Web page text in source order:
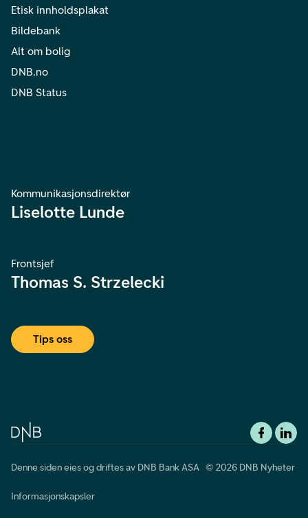
Etisk innholdsplakat
Bildebank
Alt om bolig
DNB.no
DNB Status
Kommunikasjonsdirektør
Liselotte Lunde
Frontsjef
Thomas S. Strzelecki
Tips oss
Denne siden eies og driftes av DNB Bank ASA © 2026 DNB Nyheter
Informasjonskapsler